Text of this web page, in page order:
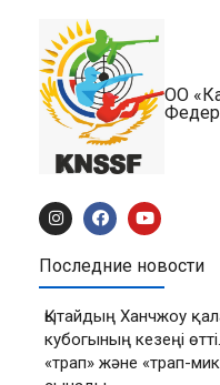
ОО
Последние новости
Қытайдың Ханчжоу
кубогының кезеңі
«трап» және «трап-